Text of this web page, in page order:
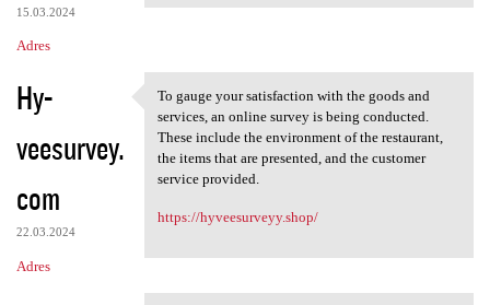
15.03.2024
Adres
Hy-
veesurvey.
com
22.03.2024
Adres
To gauge your satisfaction
To gauge your satisfaction with the goods and
services, an online survey is being conducted.
These include the environment of the restaurant,
the items that are presented, and the customer
service provided.
https://hyveesurveyy.shop/